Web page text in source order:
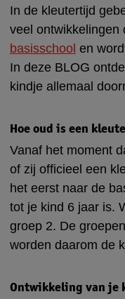
In de kleutertijd
veel ontwikkelingen
basisschool en
In deze BLOG
kindje allemaal
Hoe oud is een
Vanaf het moment
of zij officieel een
het eerst naar de
tot je kind 6 jaar is.
groep 2. De
worden daarom de
Ontwikkeling van je